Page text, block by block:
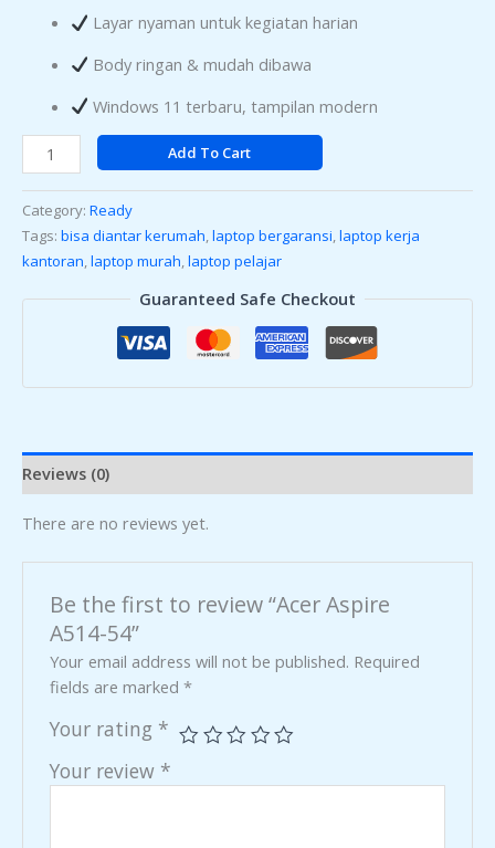
Layar nyaman untuk kegiatan harian
Body ringan & mudah dibawa
Windows 11 terbaru, tampilan modern
Add To Cart
Category: Ready
Tags: bisa diantar kerumah,laptop bergaransi,laptop kerja
kantoran,laptop murah,laptop pelajar
Guaranteed Safe Checkout
Reviews (0)
There are no reviews yet.
Be the first to review “Acer Aspire
A514-54”
Your email address will not be published. Required
fields are marked*
Your rating *
Your review *